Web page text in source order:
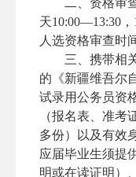
二、资格审
天10:00—13:30
人选资格审查时
三、携带相
的《新疆维吾尔
试录用公务员资
（报名表、准考
多份）以及有效
应届毕业生须提
明或在读证明）